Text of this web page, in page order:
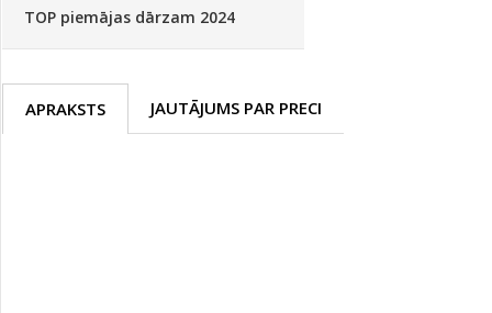
TOP piemājas dārzam 2024
APRAKSTS JAUTĀJUMS PAR PRECI